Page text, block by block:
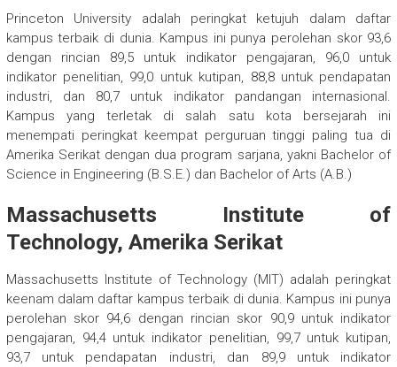
Princeton University adalah peringkat ketujuh dalam daftar
kampus terbaik di dunia. Kampus ini punya perolehan skor 93,6
dengan rincian 89,5 untuk indikator pengajaran, 96,0 untuk
indikator penelitian, 99,0 untuk kutipan, 88,8 untuk pendapatan
industri, dan 80,7 untuk indikator pandangan internasional.
Kampus yang terletak di salah satu kota bersejarah ini
menempati peringkat keempat perguruan tinggi paling tua di
Amerika Serikat dengan dua program sarjana, yakni Bachelor of
Science in Engineering (B.S.E.) dan Bachelor of Arts (A.B.)
Massachusetts Institute of
Technology, Amerika Serikat
Massachusetts Institute of Technology (MIT) adalah peringkat
keenam dalam daftar kampus terbaik di dunia. Kampus ini punya
perolehan skor 94,6 dengan rincian skor 90,9 untuk indikator
pengajaran, 94,4 untuk indikator penelitian, 99,7 untuk kutipan,
93,7 untuk pendapatan industri, dan 89,9 untuk indikator